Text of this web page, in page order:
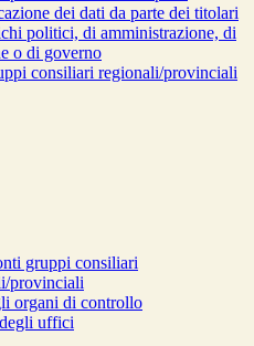
dei dati da parte dei titolari
politici, di amministrazione, di
o di governo
consiliari regionali/provinciali
gruppi consiliari
provinciali
organi di controllo
uffici